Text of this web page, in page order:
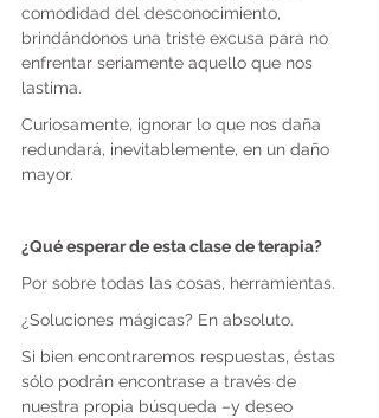
comodidad del desconocimiento,
brindándonos una triste excusa para no
enfrentar seriamente aquello que nos
lastima.
Curiosamente, ignorar lo que nos daña
redundará, inevitablemente, en un daño
mayor.
¿Qué esperar de esta clase de terapia?
Por sobre todas las cosas, herramientas.
¿Soluciones mágicas? En absoluto.
Si bien encontraremos respuestas, éstas
sólo podrán encontrase a través de
nuestra propia búsqueda –y deseo